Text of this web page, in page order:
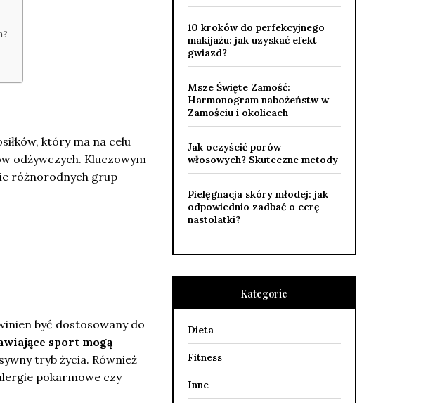
który ma na celu
odżywczych. Kluczowym
różnorodnych grup
być dostosowany do
sport mogą
tryb życia. Również
pokarmowe czy
10 kroków do perfekcyjnego
makijażu: jak uzyskać efekt
gwiazd?
Msze Święte Zamość:
Harmonogram nabożeństw w
Zamościu i okolicach
Jak oczyścić porów
włosowych? Skuteczne metody
Pielęgnacja skóry młodej: jak
odpowiednio zadbać o cerę
nastolatki?
Kategorie
Dieta
Fitness
Inne